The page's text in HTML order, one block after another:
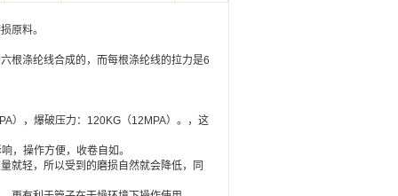
原料。
根涤纶线合成的，而每根涤纶线的拉力是6
），爆破压力：120KG（12MPA）。，这
，操作方便，收卷自如。
就轻，所以受到的磨损自然就会降低，同